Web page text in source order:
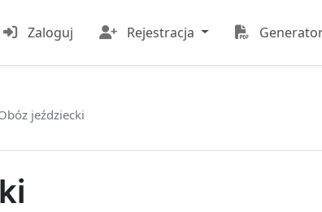
Zaloguj Rejestracja
jeździecki